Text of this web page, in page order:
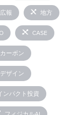
広報 地方
CASE
ーボン
ザイン
ンパクト投資